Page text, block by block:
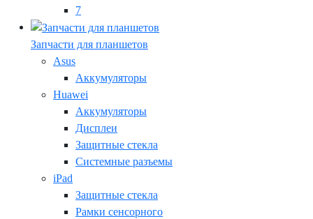
7
Запчасти для планшетов
Asus
Аккумуляторы
Huawei
Аккумуляторы
Дисплеи
Защитные стекла
Системные разъемы
iPad
Защитные стекла
Рамки сенсорного